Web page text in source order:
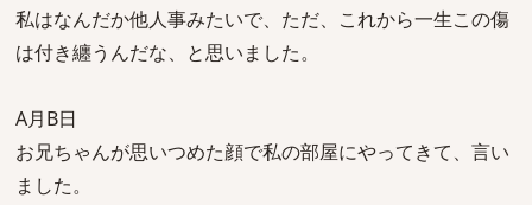
私はなんだか他人事みたいで、ただ、これから一生この傷
は付き纏うんだな、と思いました。
A月B日
お兄ちゃんが思いつめた顔で私の部屋にやってきて、言い
ました。